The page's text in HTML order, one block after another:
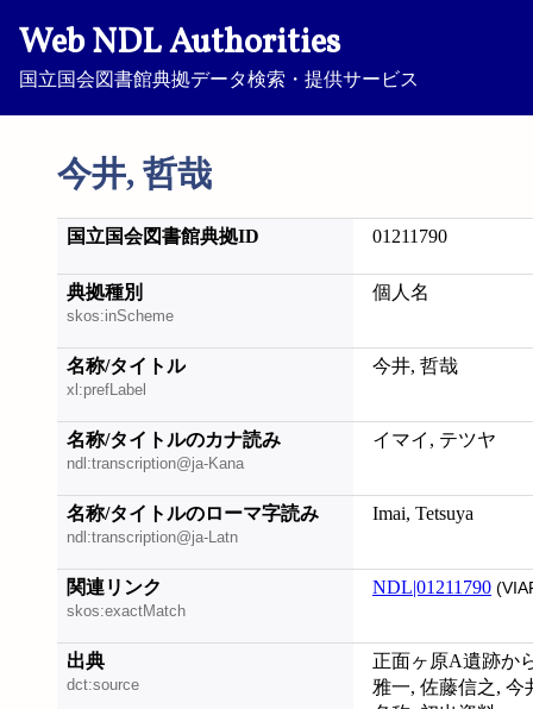
Web NDL Authorities
国立国会図書館典拠データ検索・提供サービス
今井, 哲哉
国立国会図書館典拠ID 01211790
典拠種別
skos:inScheme
個人名
名称/タイトル
xl:prefLabel
今井, 哲哉
名称/タイトルのカナ読み
ndl:transcription@ja-Kana
イマイ, テツヤ
名称/タイトルのローマ字読み
ndl:transcription@ja-Latn
Imai, Tetsuya
関連リンク
skos:exactMatch
NDL|01211790
出典
dct:source
正面ヶ原A遺跡か
雅一, 佐藤信之, 今